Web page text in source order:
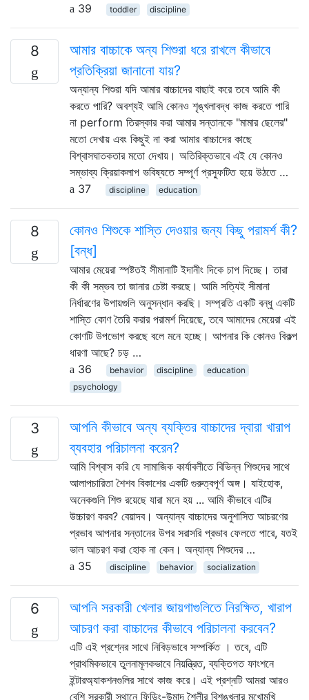
39
toddler discipline
8
আমার বাচ্চাকে অন্য শিশুরা ধরে রাখলে কীভাবে
প্রতিক্রিয়া জানানো যায়?
অন্যান্য শিশুরা যদি আমার বাচ্চাদের বাছাই করে তবে আমি কী
করতে পারি? অবশ্যই আমি কোনও শৃঙ্খলাবদ্ধ কাজ করতে পারি
না perform তিরস্কার করা আমার সন্তানকে "মামার ছেলের"
মতো দেখায় এবং কিছুই না করা আমার বাচ্চাদের কাছে
বিশ্বাসঘাতকতার মতো দেখায়। অতিরিক্তভাবে এই যে কোনও
সম্ভাব্য ক্রিয়াকলাপ ভবিষ্যতে সম্পূর্ণ প্রস্ফুটিত হয়ে উঠতে …
37
discipline education
8
কোনও শিশুকে শাস্তি দেওয়ার জন্য কিছু পরামর্শ কী?
[বন্ধ]
আমার মেয়েরা স্পষ্টতই সীমানাটি ইদানীং দিকে চাপ দিচ্ছে। তারা
কী কী সম্ভব তা জানার চেষ্টা করছে। আমি সত্যিই সীমানা
নির্ধারণের উপায়গুলি অনুসন্ধান করছি। সম্প্রতি একটি বন্ধু একটি
শাস্তি কোণ তৈরি করার পরামর্শ দিয়েছে, তবে আমাদের মেয়েরা এই
কোণটি উপভোগ করছে বলে মনে হচ্ছে। আপনার কি কোনও বিকল্প
ধারণা আছে? চড় …
36
behavior discipline
education
psychology
3
আপনি কীভাবে অন্য ব্যক্তির বাচ্চাদের দ্বারা খারাপ
ব্যবহার পরিচালনা করেন?
আমি বিশ্বাস করি যে সামাজিক কার্যাবলীতে বিভিন্ন শিশুদের সাথে
আলাপচারিতা শৈশব বিকাশের একটি গুরুত্বপূর্ণ অঙ্গ। যাইহোক,
অনেকগুলি শিশু রয়েছে যারা মনে হয় ... আমি কীভাবে এটির
উচ্চারণ করব? বেয়াদব। অন্যান্য বাচ্চাদের অনুশাসিত আচরণের
প্রভাব আপনার সন্তানের উপর সরাসরি প্রভাব ফেলতে পারে, যতই
ভাল আচরণ করা হোক না কেন। অন্যান্য শিশুদের …
35
discipline behavior socialization
6
আপনি সরকারী খেলার জায়গাগুলিতে নিরক্ষিত, খারাপ
আচরণ করা বাচ্চাদের কীভাবে পরিচালনা করবেন?
এটি এই প্রশ্নের সাথে নিবিড়ভাবে সম্পর্কিত । তবে, এটি
প্রাথমিকভাবে তুলনামূলকভাবে নিয়ন্ত্রিত, ব্যক্তিগত ফাংশনে
ইন্টারঅ্যাকশনগুলির সাথে কাজ করে। এই প্রশ্নটি আমরা আরও
বেশি সরকারী স্থানে ফিডিং-উন্মাদ শৈলীর বিশৃঙ্খলার মুখোমুখি